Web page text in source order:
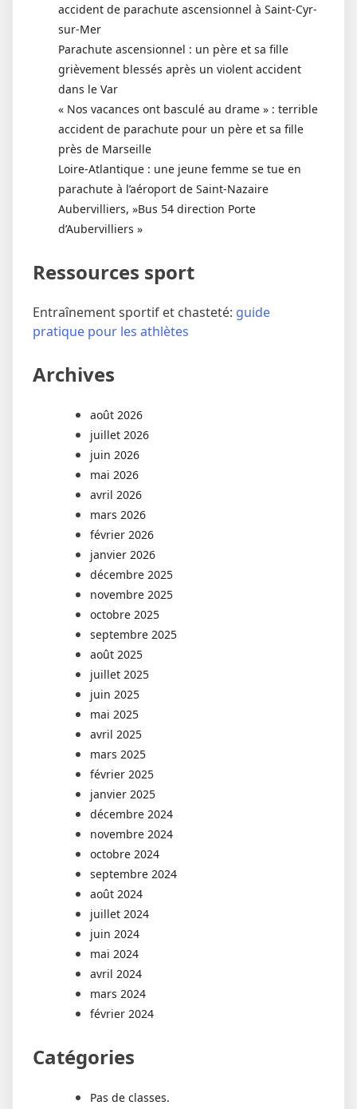
accident de parachute ascensionnel à Saint-Cyr-
sur-Mer
Parachute ascensionnel : un père et sa fille
grièvement blessés après un violent accident
dans le Var
« Nos vacances ont basculé au drame » : terrible
accident de parachute pour un père et sa fille
près de Marseille
Loire-Atlantique : une jeune femme se tue en
parachute à l’aéroport de Saint-Nazaire
Aubervilliers, »Bus 54 direction Porte
d’Aubervilliers »
Ressources sport
Entraînement sportif et chasteté: guide
pratique pour les athlètes
Archives
août 2026
juillet 2026
juin 2026
mai 2026
avril 2026
mars 2026
février 2026
janvier 2026
décembre 2025
novembre 2025
octobre 2025
septembre 2025
août 2025
juillet 2025
juin 2025
mai 2025
avril 2025
mars 2025
février 2025
janvier 2025
décembre 2024
novembre 2024
octobre 2024
septembre 2024
août 2024
juillet 2024
juin 2024
mai 2024
avril 2024
mars 2024
février 2024
Catégories
Pas de classes.